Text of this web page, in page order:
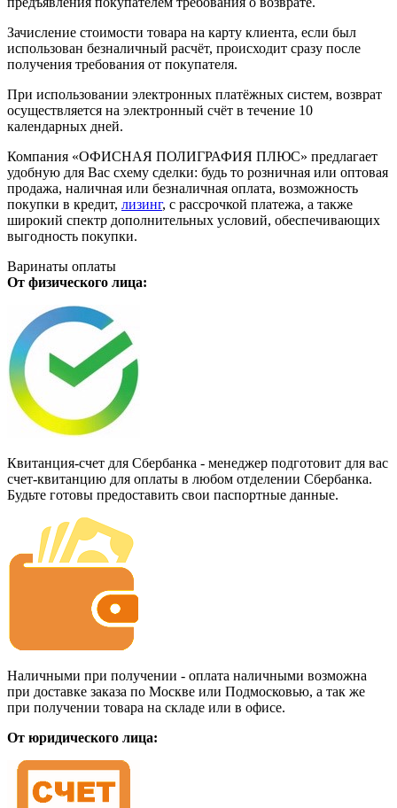
Зачисление стоимости товара на карту клиента, если был
использован безналичный расчёт, происходит сразу после
получения требования от покупателя.
При использовании электронных платёжных систем, возврат
осуществляется на электронный счёт в течение 10
календарных дней.
Компания «ОФИСНАЯ ПОЛИГРАФИЯ ПЛЮС» предлагает
удобную для Вас схему сделки: будь то розничная или оптовая
продажа, наличная или безналичная оплата, возможность
покупки в кредит, лизинг, с рассрочкой платежа, а также
широкий спектр дополнительных условий, обеспечивающих
выгодность покупки.
Варинаты оплаты
От физического лица:
Квитанция-счет для Сбербанка - менеджер подготовит для вас
счет-квитанцию для оплаты в любом отделении Сбербанка.
Будьте готовы предоставить свои паспортные данные.
Наличными при получении - оплата наличными возможна
при доставке заказа по Москве или Подмосковью, а так же
при получении товара на складе или в офисе.
От юридического лица: